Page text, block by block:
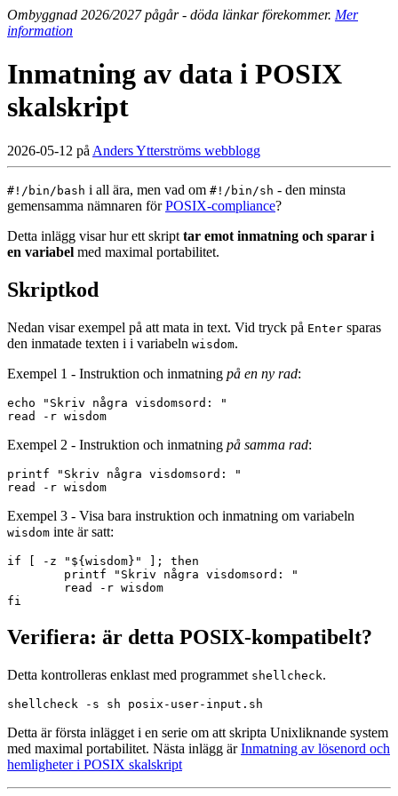
Ombyggnad 2026/2027 pågår - döda länkar förekommer. Mer
information
Inmatning av data i POSIX
skalskript
2026-05-12 på Anders Ytterströms webblogg
#!/bin/bash i all ära, men vad om #!/bin/sh - den minsta
gemensamma nämnaren förPOSIX-compliance?
Detta inlägg visar hur ett skript tar emot inmatning och sparar i
en variabel med maximal portabilitet.
Skriptkod
Nedan visar exempel på att mata in text. Vid tryck på Enter sparas
den inmatade texten i i variabeln wisdom.
Exempel 1 - Instruktion och inmatning på en ny rad:
echo "Skriv några visdomsord: "
Exempel 2 - Instruktion och inmatning på samma rad:
printf "Skriv några visdomsord: "
Exempel 3 - Visa bara instruktion och inmatning om variabeln
wisdom inte är satt:
if [ -z "${wisdom}" ]; then
Verifiera: är detta POSIX-kompatibelt?
Detta kontrolleras enklast med programmet shellcheck.
Detta är första inlägget i en serie om att skripta Unixliknande system
med maximal portabilitet. Nästa inlägg ärInmatning av lösenord och
hemligheter i POSIX skalskript